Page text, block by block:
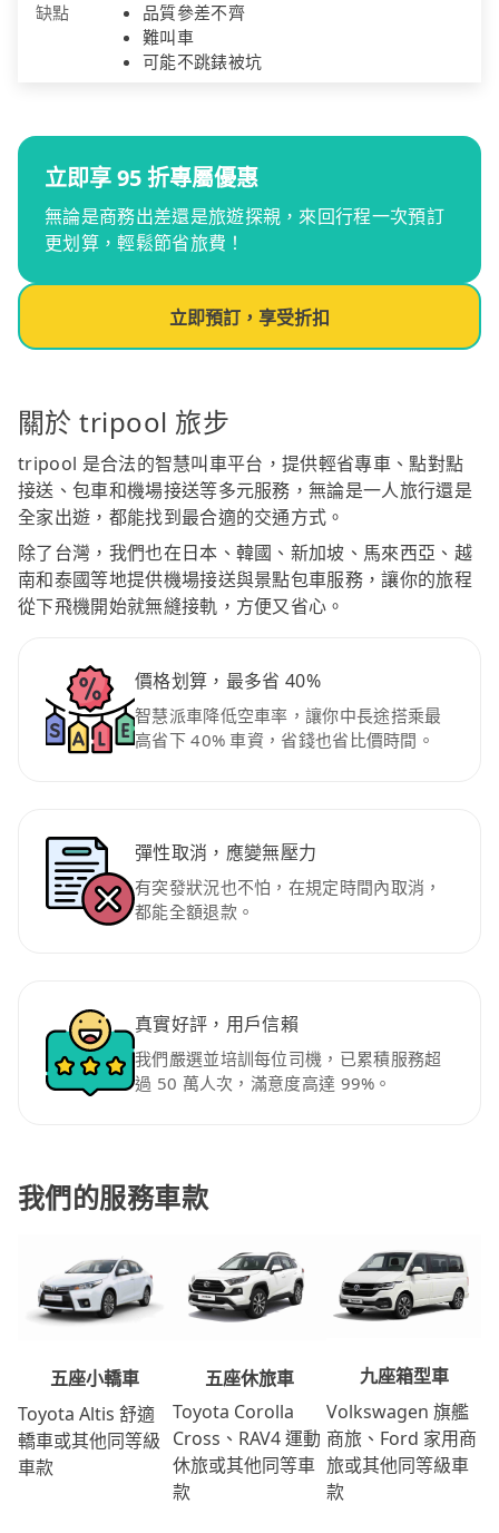
缺點
品質參差不齊
難叫車
可能不跳錶被坑
立即享 95 折專屬優惠
無論是商務出差還是旅遊探親，來回行程一次預訂
更划算，輕鬆節省旅費！
立即預訂，享受折扣
關於 tripool 旅步
tripool 是合法的智慧叫車平台，提供輕省專車、點對點
接送、包車和機場接送等多元服務，無論是一人旅行還是
全家出遊，都能找到最合適的交通方式。
除了台灣，我們也在日本、韓國、新加坡、馬來西亞、越
南和泰國等地提供機場接送與景點包車服務，讓你的旅程
從下飛機開始就無縫接軌，方便又省心。
價格划算，最多省 40%
智慧派車降低空車率，讓你中長途搭乘最
高省下 40% 車資，省錢也省比價時間。
彈性取消，應變無壓力
有突發狀況也不怕，在規定時間內取消，
都能全額退款。
真實好評，用戶信賴
我們嚴選並培訓每位司機，已累積服務超
過 50 萬人次，滿意度高達 99%。
我們的服務車款
五座小轎車
Toyota Altis 舒適
轎車或其他同等級
車款
五座休旅車
Toyota Corolla
Cross、RAV4 運動
休旅或其他同等車
款
九座箱型車
Volkswagen 旗艦
商旅、Ford 家用商
旅或其他同等級車
款